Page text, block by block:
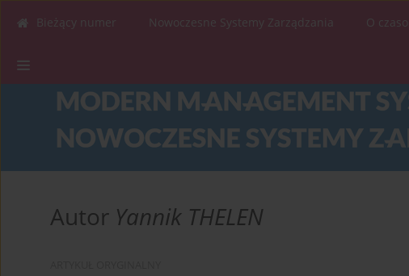
Bieżący numer Nowoczesne Systemy Zarządzania O
Autor Yannik THELEN